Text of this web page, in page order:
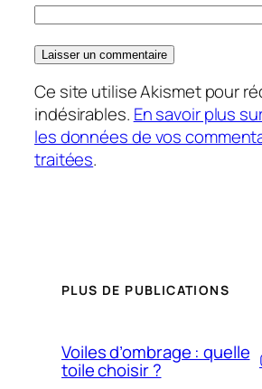
Ce site utilise Akismet pour
indésirables. En savoir plus
les données de vos
traitées.
PLUS DE PUBLICATIONS
Voiles d’ombrage : quelle
toile choisir ?